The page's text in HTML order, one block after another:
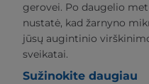
gerovei. Po daugelio
nustatė, kad žarnyno
jūsų augintinio
sveikatai.
Sužinokite daugiau